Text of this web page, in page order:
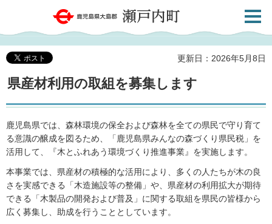
鹿児島県大島郡 瀬戸内町
共通メ
更新日：2026年5月8日
県産材利用の取組を募集します
鹿児島県では、森林環境の保全および森林を全ての県民で守り育て
る意識の醸成を図るため、「鹿児島県みんなの森づくり県民税」を
活用して、『木とふれあう環境づくり推進事業』を実施します。
本事業では、県産材の積極的な活用により、多くの人たちが木の良
さを実感できる「木造施設等の整備」や、県産材の利用拡大が期待
できる「木製品の開発および普及」に関する取組を県民の皆様から
広く募集し、助成を行うこととしています。